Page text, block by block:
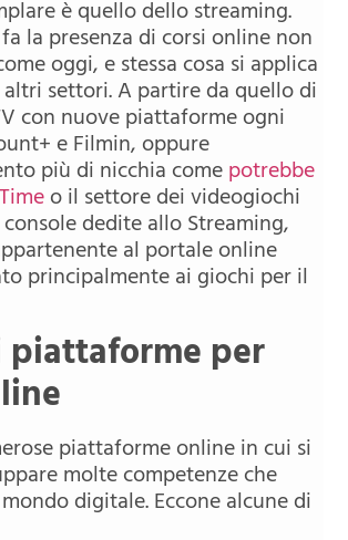
è quello dello streaming.
la presenza di corsi online non
oggi, e stessa cosa si applica
settori. A partire da quello di
con nuove piattaforme ogni
e Filmin, oppure
più di nicchia comepotrebbe
o il settore dei videogiochi
dedite allo Streaming,
al portale online
principalmente ai giochi per il
per
piattaforme online in cui si
molte competenze che
digitale. Eccone alcune di